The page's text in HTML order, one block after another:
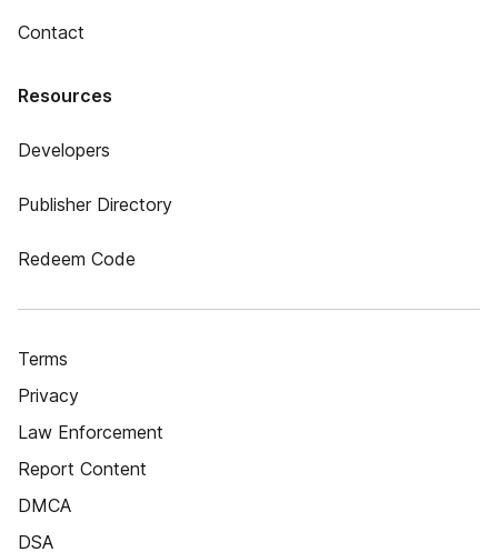
Contact
Resources
Developers
Publisher Directory
Redeem Code
Terms
Privacy
Law Enforcement
Report Content
DMCA
DSA